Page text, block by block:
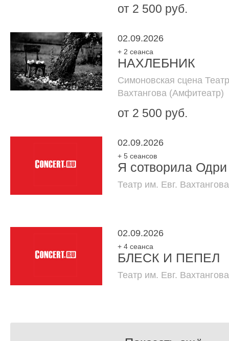
от 2 500 руб.
02.09.2026
+ 2 сеанса
НАХЛЕБНИК
Симоновская сцена
Вахтангова (Амфитеатр)
от 2 500 руб.
02.09.2026
+ 5 сеансов
Я сотворила
Театр им. Евг.
02.09.2026
+ 4 сеанса
БЛЕСК И ПЕПЕЛ
Театр им. Евг.